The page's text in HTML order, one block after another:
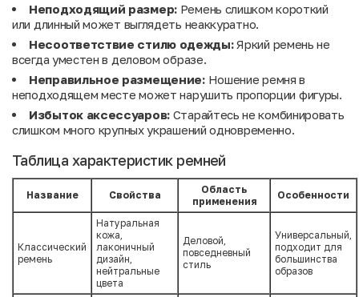
Неподходящий размер: Ремень слишком короткий
или длинный может выглядеть неаккуратно.
Несоответствие стилю одежды:Яркий ремень не
всегда уместен в деловом образе.
Неправильное размещение:Ношение ремня в
неподходящем месте может нарушить пропорции фигуры.
Избыток аксессуаров: Старайтесь не комбинировать
слишком много крупных украшений одновременно.
Таблица характеристик ремней
Название Свойства
Область
применения
Особенности
Классический
ремень
Натуральная
кожа,
лаконичный
дизайн,
нейтральные
цвета
Деловой,
повседневный
стиль
Универсальный,
подходит для
большинства
образов